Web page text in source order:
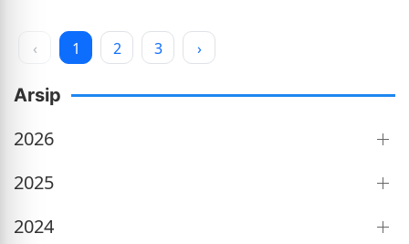
‹ 1 2 3 ›
Arsip
2026
2025
2024